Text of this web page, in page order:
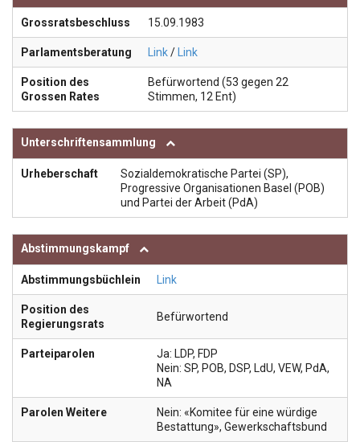
Grossratsbeschluss 15.09.1983
Parlamentsberatung Link/ Link
Position des
Grossen Rates
Befürwortend (53 gegen 22
Stimmen, 12 Ent)
Unterschriftensammlung
Urheberschaft
Sozialdemokratische Partei (SP),
Progressive Organisationen Basel (POB)
und Partei der Arbeit (PdA)
Abstimmungskampf
Abstimmungsbüchlein Link
Position des
Regierungsrats
Befürwortend
Parteiparolen
Ja: LDP, FDP
Nein: SP, POB, DSP, LdU, VEW, PdA,
NA
Parolen Weitere
Nein: «Komitee für eine würdige
Bestattung», Gewerkschaftsbund